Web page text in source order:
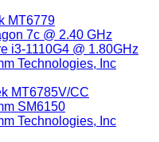
MT6779
7c @ 2.40 GHz
i3-1110G4 @ 1.80GHz
Technologies, Inc
MT6785V/CC
SM6150
Technologies, Inc